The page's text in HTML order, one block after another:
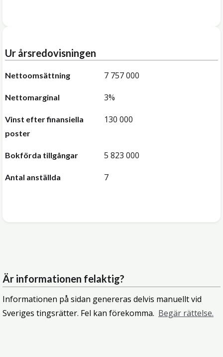
Ur årsredovisningen
Nettoomsättning 7 757 000
Nettomarginal 3%
Vinst efter finansiella
poster
130 000
Bokförda tillgångar 5 823 000
Antal anställda 7
Är informationen felaktig?
Informationen på sidan genereras delvis manuellt vid
Sveriges tingsrätter. Fel kan förekomma. Begär rättelse.